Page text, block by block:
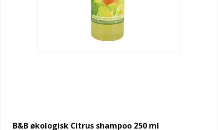
B&B økologisk Citrus shampoo 250 ml